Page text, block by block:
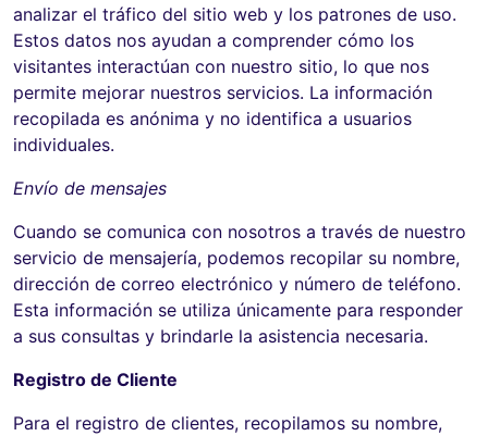
analizar el tráfico del sitio web y los patrones de uso.
Estos datos nos ayudan a comprender cómo los
visitantes interactúan con nuestro sitio, lo que nos
permite mejorar nuestros servicios. La información
recopilada es anónima y no identifica a usuarios
individuales.
Envío de mensajes
Cuando se comunica con nosotros a través de nuestro
servicio de mensajería, podemos recopilar su nombre,
dirección de correo electrónico y número de teléfono.
Esta información se utiliza únicamente para responder
a sus consultas y brindarle la asistencia necesaria.
Registro de Cliente
Para el registro de clientes, recopilamos su nombre,